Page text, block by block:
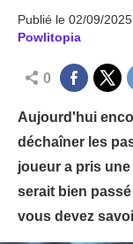
Publié le 02/09/
Powlitopia
0
Aujourd'hui
déchaîner les
joueur a pris
serait bien
vous devez